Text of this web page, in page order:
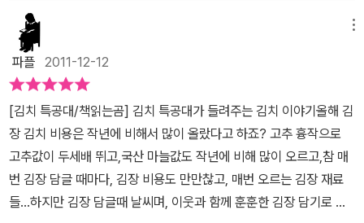
냉장고로 뛰어가는건 아니죠?ㅋㅋ김치만 먹는다고 모든게 해결되는
게 아니라 적당한 운동과 식사조절을 잘 해줘야 한다는것도 명심해야
해요,몸속 지방 분해뿐만 아니라 변비 걸린 친구와 배탈이 잦아 설사
가 심한 친구의 문제를 해결하는 모습을 한눈에 알아보기 쉽게 재미
난 그림으로 설명하고 있어서 이 책을 보고는 김치 메니아가 될지도
모르겠네요,김치를 잘먹게 되면 그 어떤 병균도 무서워서 접근조차
못한다는 사실, 믿거나 말거나!^^이젠 김치가 왜 좋다고 하는지 잘 알
겠다구요?오죽하면 '김치없인 못살아 정말 못살아'란 노래까지 나왔
겠어요.김치특공대의 활약이 정말 대단하죠?김치에는 배추김치 말고
이 아니다. 우리 아들을 비롯해서 인스턴트 음식에 길들여진 아이들
을 향해 김치 특공대가 도와주러 출동하고 있다 ^^ 이야기의 시작은
여느 김치 이야기 그림책과 그리 다르지 않다. 김치의 재료가 되는 친
구들이 모두 제가 잘났다면서 일장 연설을 하고 있다. 배추는 배추대
로 무는 무대로 양념은 양념대로~~~그렇지만 중요한 것은 이들이
모두 합체를 하는 때가 있다는 것이다. 아픈 어린이가 생겼을때 이들
은 싸움을 멈추고 모두 출동을 외치면서 아이들을 향해 달려간다.바
로 여기서 부터 이 책의 재미난 아이디어에 퐁당 빠려들어가게 되는
것 같다. 균이 득실한 아이스크림을 먹고 배탈이 난 아이를 향해 돌진
한 김치특공대는 김치에 있는 젖산을 이용해 나쁜 균을 몰아낸다. 그
파플 2011-12-12
[김치 특공대/책읽는곰] 김치 특공대가 들려주는 김치 이야기올해 김
장 김치 비용은 작년에 비해서 많이 올랐다고 하죠? 고추 흉작으로
고추값이 두세배 뛰고,국산 마늘값도 작년에 비해 많이 오르고,참 매
번 김장 담글 때마다, 김장 비용도 만만찮고, 매번 오르는 김장 재료
들...하지만 김장 담글때 날씨며, 이웃과 함께 훈훈한 김장 담기로 아